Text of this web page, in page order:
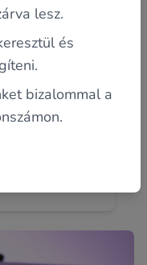
most mi
lesz.
és
bizalommal a